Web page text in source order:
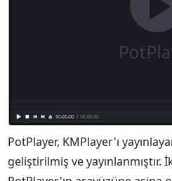
PotPlayer, KMPlayer'ı
geliştirilmiş ve yayınlanmıştır.